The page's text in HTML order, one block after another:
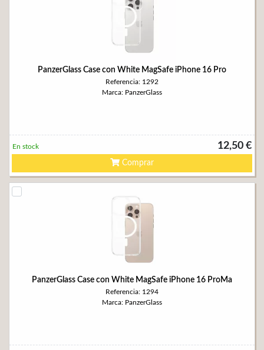
PanzerGlass Case con White MagSafe iPhone 16 Pro
Referencia: 1292
Marca: PanzerGlass
12,50 €
En stock
Comprar
PanzerGlass Case con White MagSafe iPhone 16 ProMa
Referencia: 1294
Marca: PanzerGlass